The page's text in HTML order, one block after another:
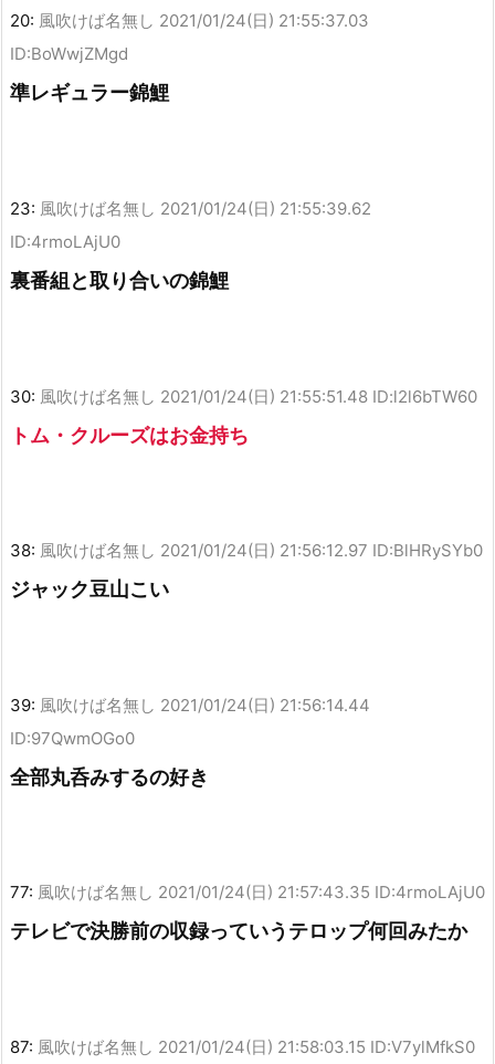
20: 風吹けば名無し 2021/01/24(日) 21:55:37.03
ID:BoWwjZMgd
準レギュラー錦鯉
23: 風吹けば名無し 2021/01/24(日) 21:55:39.62
ID:4rmoLAjU0
裏番組と取り合いの錦鯉
30: 風吹けば名無し 2021/01/24(日) 21:55:51.48 ID:l2l6bTW60
トム・クルーズはお金持ち
38: 風吹けば名無し 2021/01/24(日) 21:56:12.97 ID:BlHRySYb0
ジャック豆山こい
39: 風吹けば名無し 2021/01/24(日) 21:56:14.44
ID:97QwmOGo0
全部丸呑みするの好き
77: 風吹けば名無し 2021/01/24(日) 21:57:43.35 ID:4rmoLAjU0
テレビで決勝前の収録っていうテロップ何回みたか
87: 風吹けば名無し 2021/01/24(日) 21:58:03.15 ID:V7ylMfkS0